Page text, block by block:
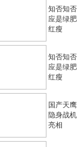
知否知否
应是绿肥
红瘦
知否知否
应是绿肥
红瘦
国产天鹰
隐身战机
亮相